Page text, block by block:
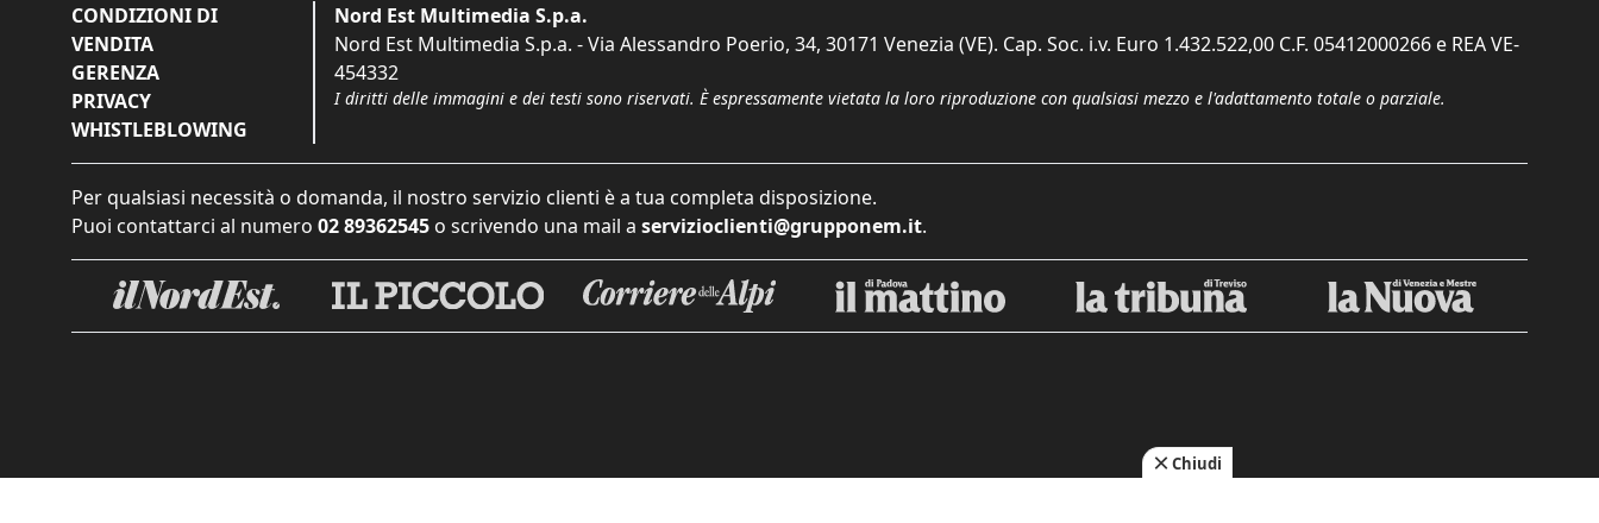
CONDIZIONI DI
VENDITA
GERENZA
PRIVACY
WHISTLEBLOWING
Nord Est Multimedia S.p.a.
Nord Est Multimedia S.p.a. - Via Alessandro Poerio, 34, 30171 Venezia (VE). Cap. Soc. i.v. Euro 1.432.522,00 C.F. 05412000266 e REA VE-
454332
I diritti delle immagini e dei testi sono riservati. È espressamente vietata la loro riproduzione con qualsiasi mezzo e l'adattamento totale o parziale.
Per qualsiasi necessità o domanda, il nostro servizio clienti è a tua completa disposizione.
Puoi contattarci al numero 02 89362545 o scrivendo una mail a servizioclienti@grupponem.it.
Chiudi